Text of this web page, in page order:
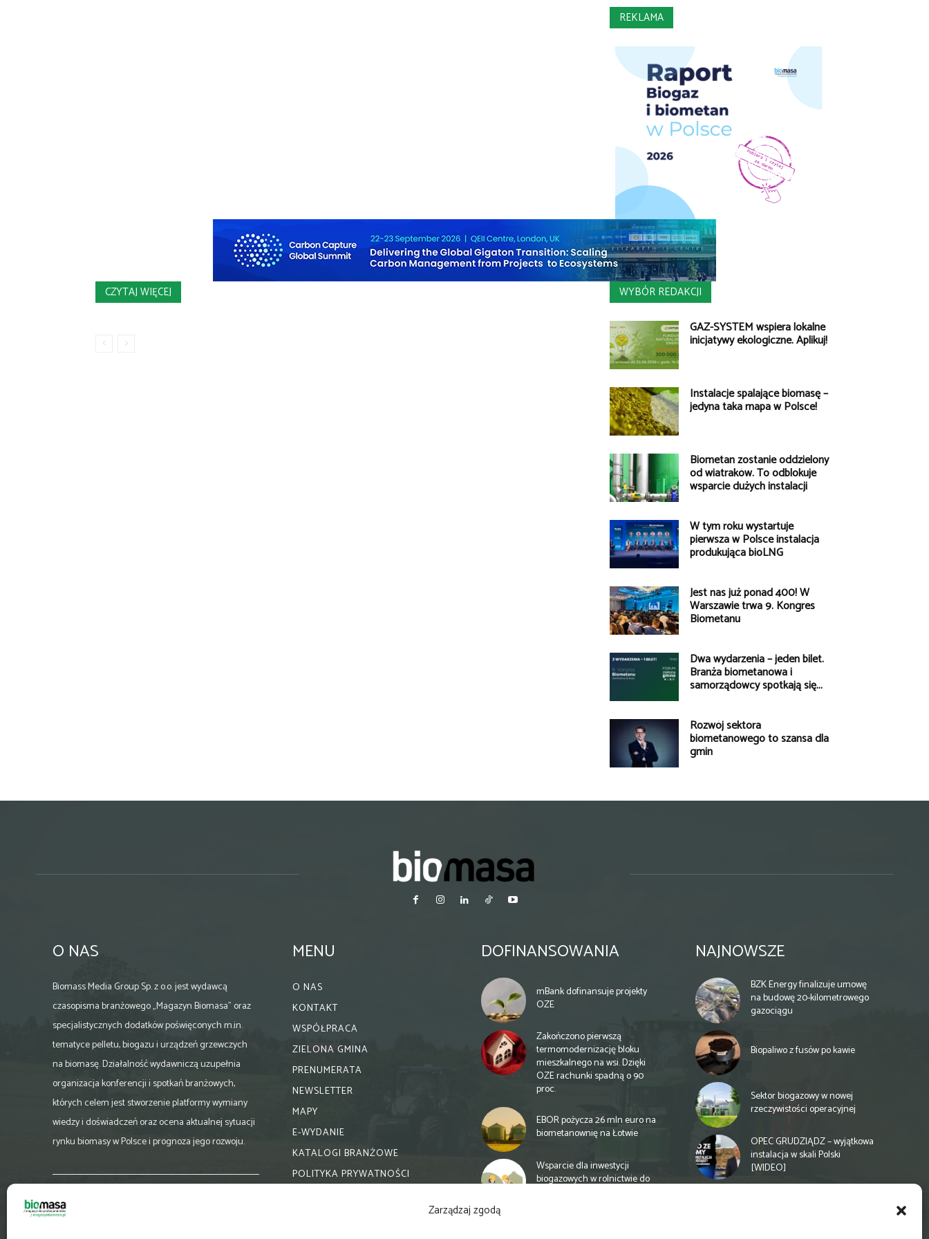
Zarządzaj zgodą
REKLAMA
CZYTAJ WIĘCEJ WYBÓR REDAKCJI
GAZ-SYSTEM wspiera lokalne
inicjatywy ekologiczne. Aplikuj!
Instalacje spalające biomasę –
jedyna taka mapa w Polsce!
Biometan zostanie oddzielony
od wiatraków. To odblokuje
wsparcie dużych instalacji
W tym roku wystartuje
pierwsza w Polsce instalacja
produkująca bioLNG
Jest nas już ponad 400! W
Warszawie trwa 9. Kongres
Biometanu
Dwa wydarzenia – jeden bilet.
Branża biometanowa i
samorządowcy spotkają się...
Rozwój sektora
biometanowego to szansa dla
gmin
O NAS
Biomass Media Group Sp. z o.o. jest wydawcą
czasopisma branżowego „Magazyn Biomasa” oraz
specjalistycznych dodatków poświęconych m.in.
tematyce pelletu, biogazu i urządzeń grzewczych
na biomasę. Działalność wydawniczą uzupełnia
organizacja konferencji i spotkań branżowych,
których celem jest stworzenie platformy wymiany
wiedzy i doświadczeń oraz ocena aktualnej sytuacji
rynku biomasy w Polsce i prognoza jego rozwoju.
biuro@magazynbiomasa.pl
MENU
O NAS
KONTAKT
WSPÓŁPRACA
ZIELONA GMINA
PRENUMERATA
NEWSLETTER
MAPY
E-WYDANIE
KATALOGI BRANŻOWE
POLITYKA PRYWATNOŚCI
DOFINANSOWANIA
mBank dofinansuje projekty
OZE
Zakończono pierwszą
termomodernizację bloku
mieszkalnego na wsi. Dzięki
OZE rachunki spadną o 90
proc.
EBOR pożycza 26 mln euro na
biometanownię na Łotwie
Wsparcie dla inwestycji
biogazowych w rolnictwie do
NAJNOWSZE
BZK Energy finalizuje umowę
na budowę 20-kilometrowego
gazociągu
Biopaliwo z fusów po kawie
Sektor biogazowy w nowej
rzeczywistości operacyjnej
OPEC GRUDZIĄDZ – wyjątkowa
instalacja w skali Polski
[WIDEO]